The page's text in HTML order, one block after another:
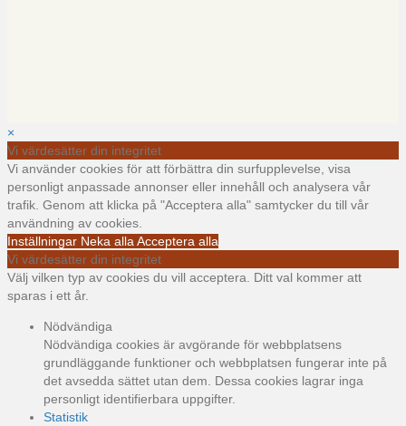
×
Vi värdesätter din integritet
Vi använder cookies för att förbättra din surfupplevelse, visa
personligt anpassade annonser eller innehåll och analysera vår
trafik. Genom att klicka på "Acceptera alla" samtycker du till vår
användning av cookies.
Inställningar Neka alla Acceptera alla
Vi värdesätter din integritet
Välj vilken typ av cookies du vill acceptera. Ditt val kommer att
sparas i ett år.
Nödvändiga
Nödvändiga cookies är avgörande för webbplatsens
grundläggande funktioner och webbplatsen fungerar inte på
det avsedda sättet utan dem. Dessa cookies lagrar inga
personligt identifierbara uppgifter.
Statistik